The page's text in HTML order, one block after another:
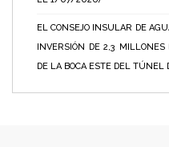
EL CONSEJO INSULAR DE
INVERSIÓN DE 2,3
DE LA BOCA ESTE DEL TÚNEL